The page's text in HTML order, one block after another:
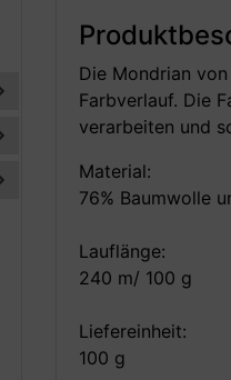
Die Mondrian
Farbverlauf. Die
verarbeiten und
Material:
76% Baumwolle
Lauflänge:
240 m/ 100 g
Liefereinheit:
100 g